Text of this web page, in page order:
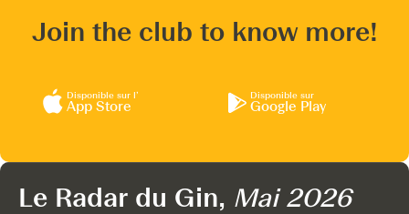
Join the club to know more!
Disponible sur l’
App Store
Disponible sur
Google Play
Le Radar du Gin, Mai 2026